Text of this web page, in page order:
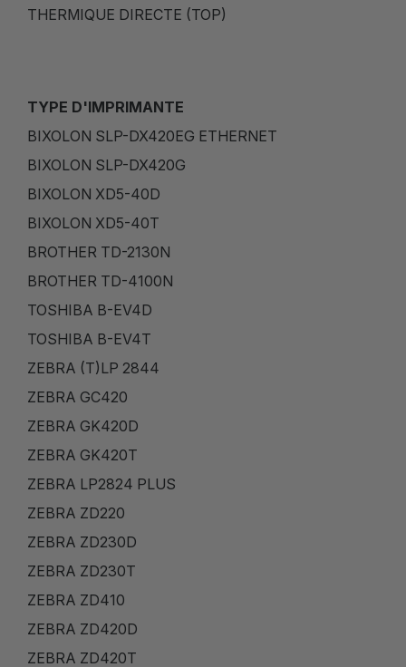
THERMIQUE DIRECTE (TOP)
TYPE D'IMPRIMANTE
BIXOLON SLP-DX420EG ETHERNET
BIXOLON SLP-DX420G
BIXOLON XD5-40D
BIXOLON XD5-40T
BROTHER TD-2130N
BROTHER TD-4100N
TOSHIBA B-EV4D
TOSHIBA B-EV4T
ZEBRA (T)LP 2844
ZEBRA GC420
ZEBRA GK420D
ZEBRA GK420T
ZEBRA LP2824 PLUS
ZEBRA ZD220
ZEBRA ZD230D
ZEBRA ZD230T
ZEBRA ZD410
ZEBRA ZD420D
ZEBRA ZD420T